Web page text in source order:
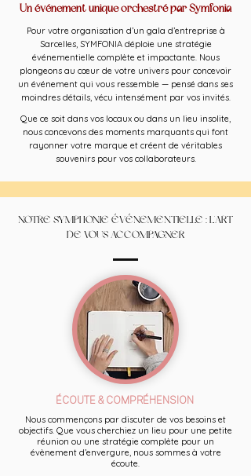
Un événement unique orchestré par Symfonia
Pour votre organisation d’un gala d’entreprise à
Sarcelles, SYMFONIA déploie une stratégie
événementielle complète et impactante. Nous
plongeons au cœur de votre univers pour concevoir
un événement qui vous ressemble — pensé dans ses
moindres détails, vécu intensément par vos invités.
Que ce soit dans vos locaux ou dans un lieu insolite,
nous concevons des moments marquants qui font
rayonner votre marque et créent de véritables
souvenirs pour vos collaborateurs.
NOTRE SYMPHONIE ÉVÉNEMENTIELLE : L'ART
DE VOUS ACCOMPAGNER
ÉCOUTE & COMPRÉHENSION
Nous commençons par discuter de vos besoins et
objectifs. Que vous cherchiez un lieu pour une petite
réunion ou une stratégie complète pour un
évènement d’envergure, nous sommes à votre
écoute.